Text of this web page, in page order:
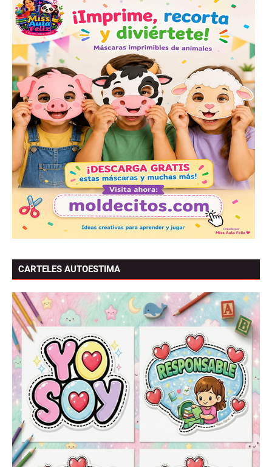
CARTELES AUTOESTIMA